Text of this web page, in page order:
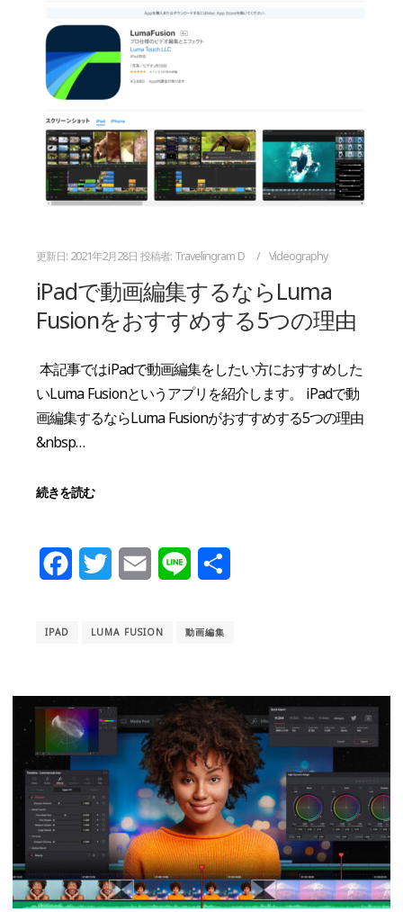
更新日: 2021年2月28日 投稿者: Travelingram D Videography
iPadで動画編集するならLuma
Fusionをおすすめする5つの理由
本記事ではiPadで動画編集をしたい方におすすめした
いLuma Fusionというアプリを紹介します。 iPadで動
画編集するならLuma Fusionがおすすめする5つの理由
&nbsp…
続きを読む
FacebookTwitter Email Line
IPAD LUMA FUSION 動画編集